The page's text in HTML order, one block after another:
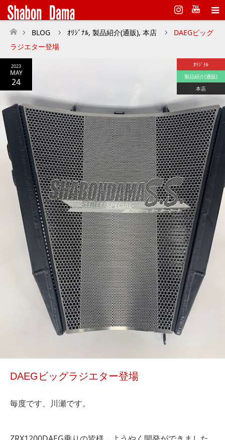
Instagram
ホーム
BLOG ｵﾘｼﾞﾅﾙ, 製品紹介(通販), 本店
DAEGビッグ
ラジエター登場
2023
MAY
24
ｵﾘｼﾞﾅﾙ
製品紹介(通販)
本店
DAEGビッグラジエター登場
毎度です、川瀬です。